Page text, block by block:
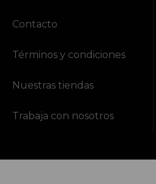
Contacto
Términos y condiciones
Nuestras tiendas
Trabaja con nosotros